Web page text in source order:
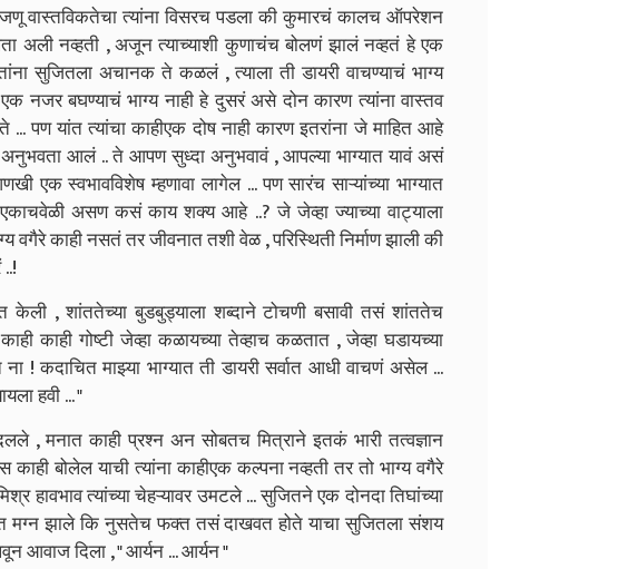
वास्तविकतेचा त्यांना विसरच पडला की कुमारचं कालच ऑपरेशन
अली नव्हती , अजून त्याच्याशी कुणाचंच बोलणं झालं नव्हतं हे एक
सुजितला अचानक ते कळलं , त्याला ती डायरी वाचण्याचं भाग्य
नजर बघण्याचं भाग्य नाही हे दुसरं असे दोन कारण त्यांना वास्तव
पण यांत त्यांचा काहीएक दोष नाही कारण इतरांना जे माहित आहे
अनुभवता आलं .. ते आपण सुध्दा अनुभवावं , आपल्या भाग्यात यावं असं
एक स्वभावविशेष म्हणावा लागेल ... पण सारंच साऱ्यांच्या भाग्यात
असण कसं काय शक्य आहे ..? जे जेव्हा ज्याच्या वाट्याला
वगैरे काही नसतं तर जीवनात तशी वेळ , परिस्थिती निर्माण झाली की
, शांततेच्या बुडबुड्याला शब्दाने टोचणी बसावी तसं शांततेच
काही गोष्टी जेव्हा कळायच्या तेव्हाच कळतात , जेव्हा घडायच्या
! कदाचित माझ्या भाग्यात ती डायरी सर्वात आधी वाचणं असेल ...
हवी ... "
, मनात काही प्रश्न अन सोबतच मित्राने इतकं भारी तत्वज्ञान
बोलेल याची त्यांना काहीएक कल्पना नव्हती तर तो भाग्य वगैरे
हावभाव त्यांच्या चेहऱ्यावर उमटले ... सुजितने एक दोनदा तिघांच्या
मग्न झाले कि नुसतेच फक्त तसं दाखवत होते याचा सुजितला संशय
आवाज दिला , " आर्यन ... आर्यन "